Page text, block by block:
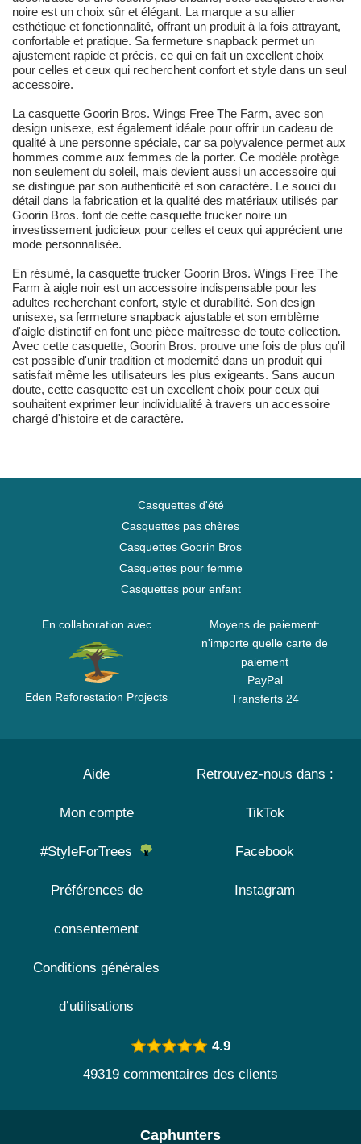
noire est un choix sûr et élégant. La marque a su allier
esthétique et fonctionnalité, offrant un produit à la fois attrayant,
confortable et pratique. Sa fermeture snapback permet un
ajustement rapide et précis, ce qui en fait un excellent choix
pour celles et ceux qui recherchent confort et style dans un seul
accessoire.
La casquette Goorin Bros. Wings Free The Farm, avec son
design unisexe, est également idéale pour offrir un cadeau de
qualité à une personne spéciale, car sa polyvalence permet aux
hommes comme aux femmes de la porter. Ce modèle protège
non seulement du soleil, mais devient aussi un accessoire qui
se distingue par son authenticité et son caractère. Le souci du
détail dans la fabrication et la qualité des matériaux utilisés par
Goorin Bros. font de cette casquette trucker noire un
investissement judicieux pour celles et ceux qui apprécient une
mode personnalisée.
En résumé, la casquette trucker Goorin Bros. Wings Free The
Farm à aigle noir est un accessoire indispensable pour les
adultes recherchant confort, style et durabilité. Son design
unisexe, sa fermeture snapback ajustable et son emblème
d'aigle distinctif en font une pièce maîtresse de toute collection.
Avec cette casquette, Goorin Bros. prouve une fois de plus qu'il
est possible d'unir tradition et modernité dans un produit qui
satisfait même les utilisateurs les plus exigeants. Sans aucun
doute, cette casquette est un excellent choix pour ceux qui
souhaitent exprimer leur individualité à travers un accessoire
chargé d'histoire et de caractère.
Casquettes d'été
Casquettes pas chères
Casquettes Goorin Bros
Casquettes pour femme
Casquettes pour enfant
En collaboration avec
Eden Reforestation Projects
Moyens de paiement:
n'importe quelle carte de
paiement
PayPal
Transferts 24
Aide
Mon compte
#StyleForTrees
Préférences de
consentement
Conditions générales
d’utilisations
Retrouvez-nous dans :
TikTok
Facebook
Instagram
4.9
49319 commentaires des clients
Caphunters